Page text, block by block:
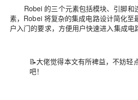
Robei 的三个元素包括模块、引脚和
素，Robei 将复杂的集成电路设计简化至
户入门的要求，方便用户快速进入集成电
📝大佬觉得本文有所裨益，不妨轻
吧！